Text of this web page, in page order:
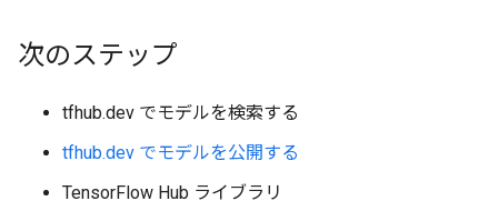
次のステップ
tfhub.dev でモデルを検索する
tfhub.dev でモデルを公開する
TensorFlow Hub ライブラリ